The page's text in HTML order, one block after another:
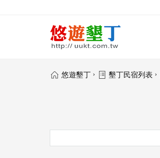
悠遊墾丁 › 墾丁民宿列表 ›